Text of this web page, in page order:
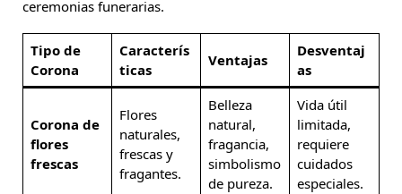
ceremonias funerarias.
Tipo de
Corona
Caracterís
ticas
Ventajas
Desventaj
as
Corona de
flores
frescas
Flores
naturales,
frescas y
fragantes.
Belleza
natural,
fragancia,
simbolismo
de pureza.
Vida útil
limitada,
requiere
cuidados
especiales.